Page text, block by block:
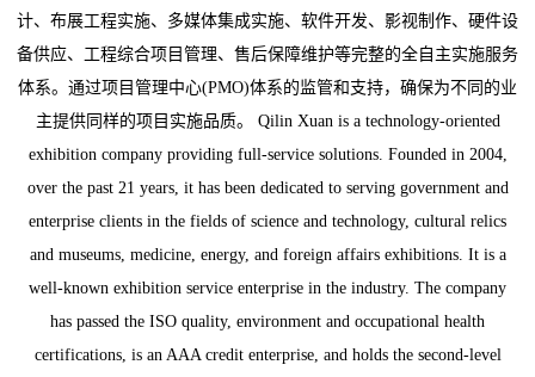
计、布展工程实施、多媒体集成实施、软件开发、影视制作、硬件设
备供应、工程综合项目管理、售后保障维护等完整的全自主实施服务
体系。通过项目管理中心(PMO)体系的监管和支持，确保为不同的业
主提供同样的项目实施品质。 Qilin Xuan is a technology-oriented
exhibition company providing full-service solutions. Founded in 2004,
over the past 21 years, it has been dedicated to serving government and
enterprise clients in the fields of science and technology, cultural relics
and museums, medicine, energy, and foreign affairs exhibitions. It is a
well-known exhibition service enterprise in the industry. The company
has passed the ISO quality, environment and occupational health
certifications, is an AAA credit enterprise, and holds the second-level